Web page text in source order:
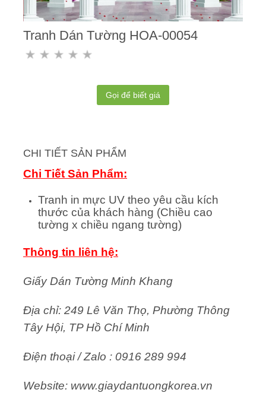
Tranh Dán Tường HOA-00054
Gọi để biết giá
CHI TIẾT SẢN PHẨM
Chi Tiết Sản Phẩm:
Tranh in mực UV theo yêu cầu kích
thước của khách hàng (Chiều cao
tường x chiều ngang tường)
Thông tin liên hệ:
Giấy Dán Tường Minh Khang
Địa chỉ: 249 Lê Văn Thọ, Phường Thông
Tây Hội, TP Hồ Chí Minh
Điện thoại / Zalo : 0916 289 994
Website: www.giaydantuongkorea.vn